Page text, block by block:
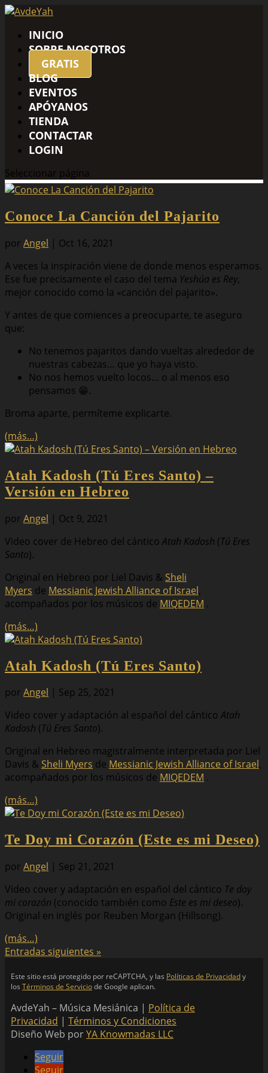
INICIO
SOBRE NOSOTROS
GRATIS
BLOG
EVENTOS
APÓYANOS
TIENDA
CONTACTAR
LOGIN
Seleccionar página
Conoce La Canción del Pajarito
por Angel | Oct 16, 2021
A veces la inspiración viene de donde menos esperamos.
Ese fue precisamente el caso del tema Yeshúa es Rey,
mejor conocido como la «canción del pajarito».
Y antes de que comiences a preocuparte, te aseguro
que:
No tenemos pajaritos dando vueltas alrededor de
nuestras cabezas… que yo haya visto.
No nos hemos vuelto locos… o al menos eso
pensamos 😁.
Broma aparte, permíteme explicarte.
(más…)
Atah Kadosh (Tú Eres Santo) –
Versión en Hebreo
por Angel | Oct 9, 2021
Video cover de Hebreo del cánticoAtah Kadosh (Tú Eres
Santo).
Original en Hebreo por Liel Davis & Sheli
Myers de Messianic Jewish Alliance of Israel,
acompañados por los músicos de MIQEDEM .
(más…)
Atah Kadosh (Tú Eres Santo)
por Angel | Sep 25, 2021
Video cover y adaptación al español del cánticoAtah
Kadosh (Tú Eres Santo).
Original en Hebreo magistralmente interpretada por Liel
Davis & Sheli Myers de Messianic Jewish Alliance of Israel,
acompañados por los músicos de MIQEDEM .
(más…)
Te Doy mi Corazón (Este es mi Deseo)
por Angel | Sep 21, 2021
Video cover y adaptación en español del cántico Te doy
mi corazón (conocido también como Este es mi deseo).
Original en inglés por Reuben Morgan (Hillsong).
(más…)
Entradas siguientes »
Este sitio está protegido por reCAPTCHA, y las Políticas de Privacidady
los Términos de Serviciode Google aplican.
AvdeYah – Música Mesiánica | Política de
Privacidad | Términos y Condiciones
Diseño Web porYA Knowmadas LLC
Seguir
Seguir